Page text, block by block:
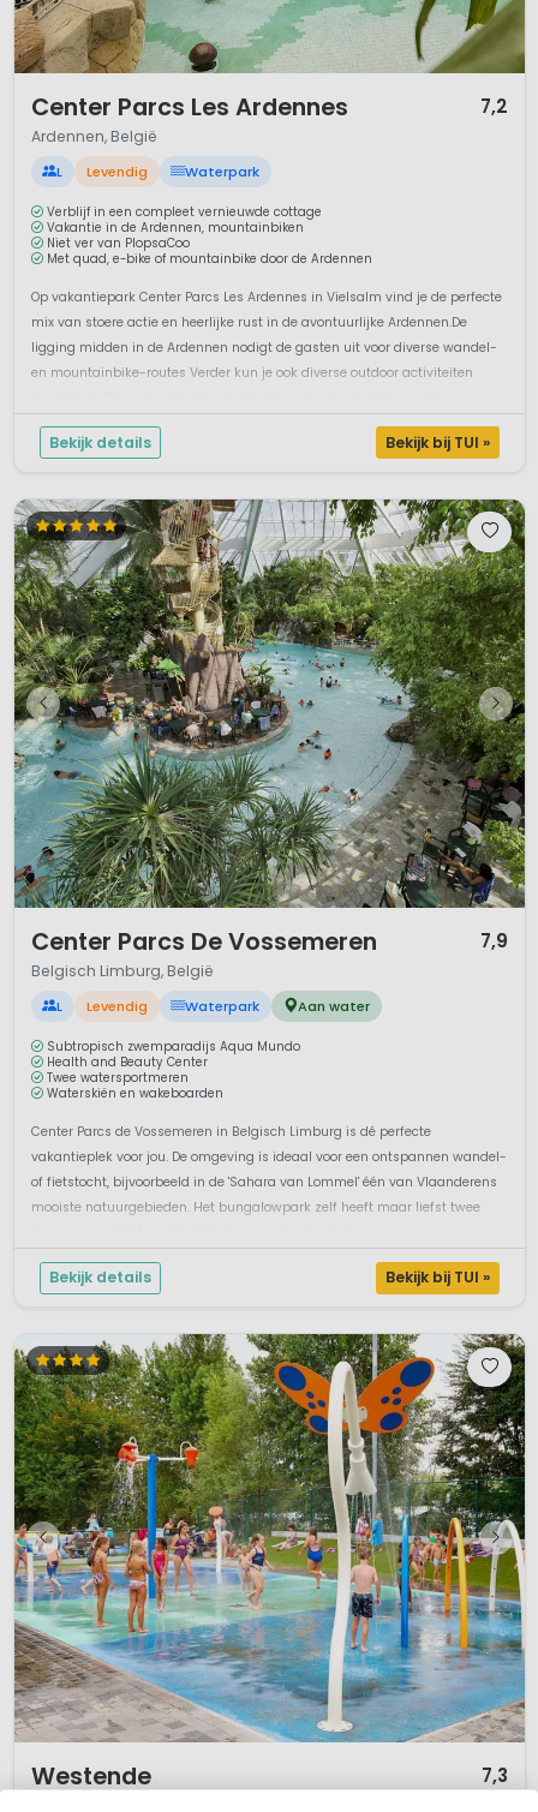
Center Parcs Les Ardennes 7,2
Ardennen, België
L Levendig Waterpark
Verblijf in een compleet vernieuwde cottage
Vakantie in de Ardennen, mountainbiken
Niet ver van PlopsaCoo
Met quad, e-bike of mountainbike door de Ardennen
Op vakantiepark Center Parcs Les Ardennes in Vielsalm vind je de perfecte
mix van stoere actie en heerlijke rust in de avontuurlijke Ardennen.De
ligging midden in de Ardennen nodigt de gasten uit voor diverse wandel-
en mountainbike-routes Verder kun je ook diverse outdoor activiteiten
Bekijk details Bekijk bij TUI »
Center Parcs De Vossemeren 7,9
Belgisch Limburg, België
L Levendig Waterpark Aan water
Subtropisch zwemparadijs Aqua Mundo
Health and Beauty Center
Twee watersportmeren
Waterskiën en wakeboarden
Center Parcs de Vossemeren in Belgisch Limburg is dé perfecte
vakantieplek voor jou. De omgeving is ideaal voor een ontspannen wandel-
of fietstocht, bijvoorbeeld in de 'Sahara van Lommel' één van Vlaanderens
mooiste natuurgebieden. Het bungalowpark zelf heeft maar liefst twee
Bekijk details Bekijk bij TUI »
Westende 7,3